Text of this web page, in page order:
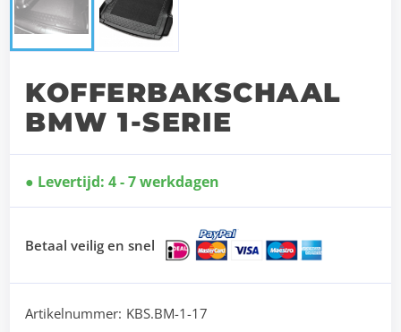
KOFFERBAKSCHAAL
BMW 1-SERIE
Levertijd: 4 - 7 werkdagen
Betaal veilig en snel
Artikelnummer: KBS.BM-1-17